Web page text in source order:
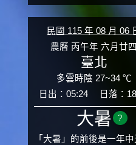
民國 115 年 08 月 06
農曆 丙午年 六月廿四
臺北
多雲時陰 27~34 ℃
日出：05:24
日落：
大暑 ?
「大暑」的前後是一年